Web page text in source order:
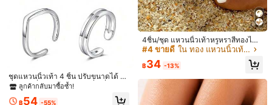
หางนางเงือกและแหวนนิ้วเท้าปลาโลม
า 1 ชิ้น เหมาะสำหรับวันหยุดที่ชายหาด
#1 ขายดี
แหวนนิ้วเท้า มินิมอลลิสต์ 3 ชิ้น
ชุดแหวนนิ้วเท้า 4 ชิ้น ปรับขนาดได้ ลา
ยดอกเดซี่ผสม ลายบิด ลายสี่เหลี่ยม แล
ะลายสองชั้น สไตล์มินิมอล ใส่ซ้อนกันไ
ด้ เหมาะสำหรับสไตล์วันพักผ่อน
ลูกค้ากลับมาซื้อซ้ำ!
฿54 -55%
4ชิ้น/ชุด แหวนนิ้วเท้าหรูหราสีทองไม่ซี
ดจาง ไฮโปอัลเลอร์เจนิก ปรับขนาดได้
องประดับนิ้วเท้าสไตล์ INS สำหรับวันห
#4 ขายดี ใน ทอง แหวนนิ้วเท้าผู้หญิง
฿34 -13%